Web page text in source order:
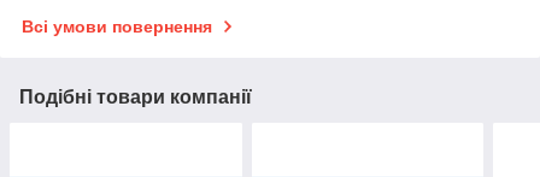
Всі умови повернення
Подібні товари компанії